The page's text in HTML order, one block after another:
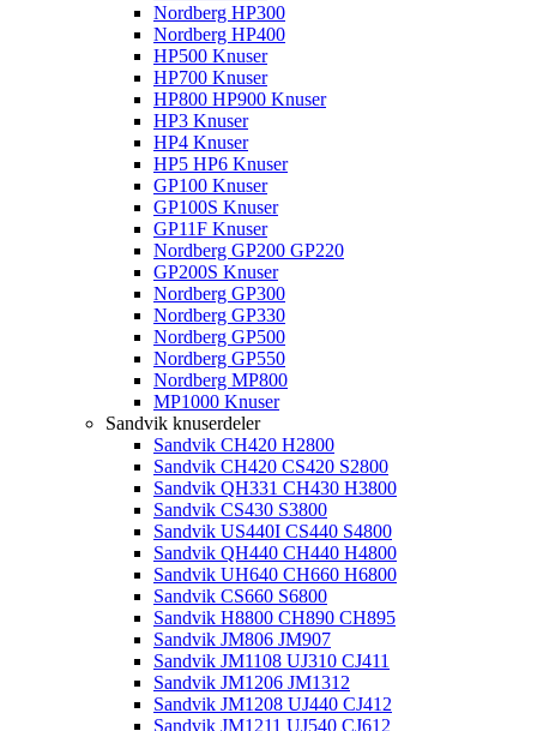
Nordberg HP300
Nordberg HP400
HP500 Knuser
HP700 Knuser
HP800 HP900 Knuser
HP3 Knuser
HP4 Knuser
HP5 HP6 Knuser
GP100 Knuser
GP100S Knuser
GP11F Knuser
Nordberg GP200 GP220
GP200S Knuser
Nordberg GP300
Nordberg GP330
Nordberg GP500
Nordberg GP550
Nordberg MP800
MP1000 Knuser
Sandvik knuserdeler
Sandvik CH420 H2800
Sandvik CH420 CS420 S2800
Sandvik QH331 CH430 H3800
Sandvik CS430 S3800
Sandvik US440I CS440 S4800
Sandvik QH440 CH440 H4800
Sandvik UH640 CH660 H6800
Sandvik CS660 S6800
Sandvik H8800 CH890 CH895
Sandvik JM806 JM907
Sandvik JM1108 UJ310 CJ411
Sandvik JM1206 JM1312
Sandvik JM1208 UJ440 CJ412
Sandvik JM1211 UJ540 CJ612